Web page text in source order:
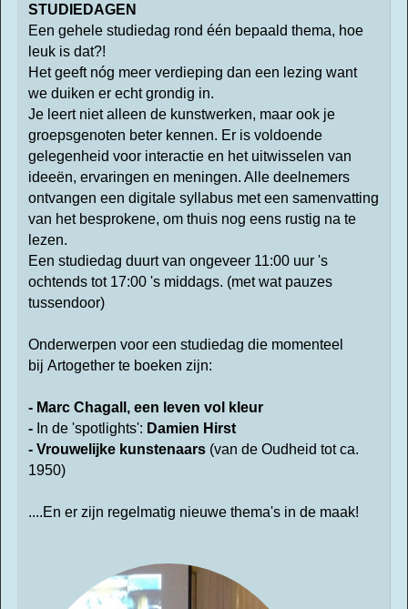
STUDIEDAGEN
Een gehele studiedag rond één bepaald thema, hoe
leuk is dat?!
Het geeft nóg meer verdieping dan een lezing want
we duiken er echt grondig in.
Je leert niet alleen de kunstwerken, maar ook je
groepsgenoten beter kennen. Er is voldoende
gelegenheid voor interactie en het uitwisselen van
ideeën, ervaringen en meningen. Alle deelnemers
ontvangen een digitale syllabus met een samenvatting
van het besprokene, om thuis nog eens rustig na te
lezen.
Een studiedag duurt van ongeveer 11:00 uur 's
ochtends tot 17:00 's middags. (met wat pauzes
tussendoor)
Onderwerpen voor een studiedag die momenteel
bij Artogether te boeken zijn:
- Marc Chagall, een leven vol kleur
- In de 'spotlights': Damien Hirst
- Vrouwelijke kunstenaars (van de Oudheid tot ca.
1950)
....En er zijn regelmatig nieuwe thema's in de maak!